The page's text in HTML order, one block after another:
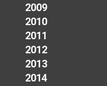
2009
2010
2011
2012
2013
2014